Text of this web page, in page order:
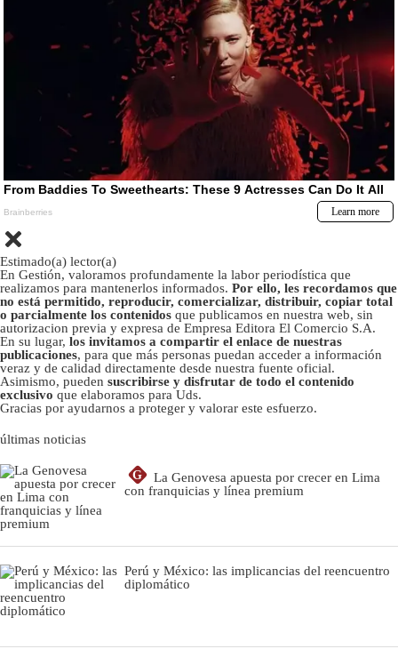
Estimado(a) lector(a)
En Gestión, valoramos profundamente la labor periodística que
realizamos para mantenerlos informados. Por ello, les recordamos que
no está permitido, reproducir, comercializar, distribuir, copiar total
o parcialmente los contenidos que publicamos en nuestra web, sin
autorizacion previa y expresa de Empresa Editora El Comercio S.A.
En su lugar, los invitamos a compartir el enlace de nuestras
publicaciones, para que más personas puedan acceder a información
veraz y de calidad directamente desde nuestra fuente oficial.
Asimismo, pueden suscribirse y disfrutar de todo el contenido
exclusivo que elaboramos para Uds.
Gracias por ayudarnos a proteger y valorar este esfuerzo.
últimas noticias
G
La Genovesa apuesta por crecer en Lima
con franquicias y línea premium
Perú y México: las implicancias del reencuentro
diplomático